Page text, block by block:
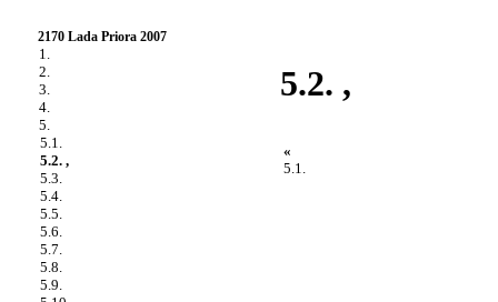
2170 Lada Priora 2007
1.
2.
3.
4.
5.
5.1.
5.2. ,
5.3.
5.4.
5.5.
5.6.
5.7.
5.8.
5.9.
5.2. ,
«
5.1.